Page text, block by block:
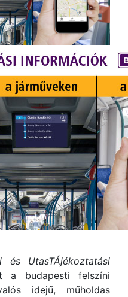
és UtasTÁjékoztatási
a budapesti felszíni
idejű, műholdas